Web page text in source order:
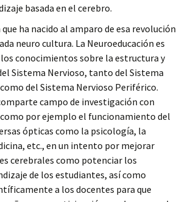
basada en el cerebro.
ha nacido al amparo de esa revolución
neuro cultura. La Neuroeducación es
conocimientos sobre la estructura y
Sistema Nervioso, tanto del Sistema
del Sistema Nervioso Periférico.
campo de investigación con
por ejemplo el funcionamiento del
ópticas como la psicología, la
etc., en un intento por mejorar
cerebrales como potenciar los
de los estudiantes, así como
a los docentes para que